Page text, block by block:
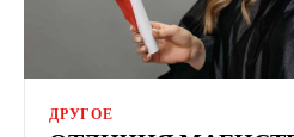
ДРУГОЕ